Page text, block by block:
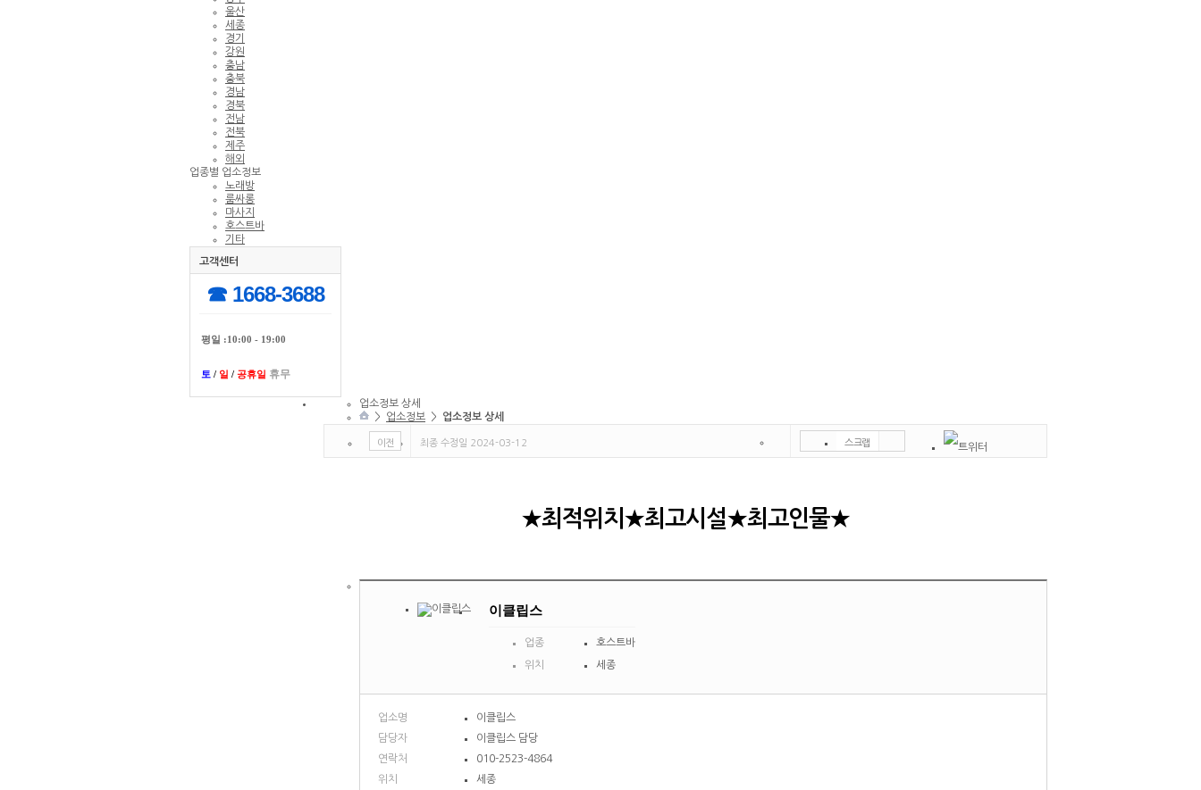
울산
세종
경기
강원
충남
충북
경남
경북
전남
전북
제주
해외
업종별 업소정보
노래방
룸싸롱
마사지
호스트바
기타
고객센터
☎ 1668-3688
평일 :10:00 - 19:00
토 / 일 / 공휴일 휴무
업소정보 상세
> 업소정보 > 업소정보 상세
이전 최종 수정일 2024-03-12 스크랩
★최적위치★최고시설★최고인물★
이클립스
업종 호스트바
위치 세종
업소명
이클립스
담당자
이클립스 담당
연락처
010-2523-4864
위치
세종